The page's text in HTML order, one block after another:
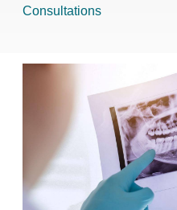
Consultations